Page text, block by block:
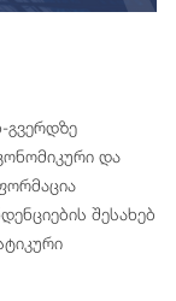
გვერდზე
და
შესახებ